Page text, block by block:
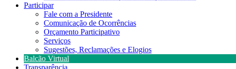
Participar
Fale com a Presidente
Comunicação de Ocorrências
Orçamento Participativo
Serviços
Sugestões, Reclamações e Elogios
Balcão Virtual
Transparência